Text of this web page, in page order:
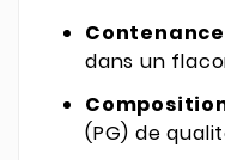
dans un
(PG) de